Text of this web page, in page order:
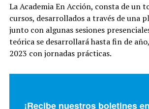
La Academia En Acción, consta de un
cursos, desarrollados a través de una
junto con algunas sesiones
teórica se desarrollará hasta fin de
2023 con jornadas prácticas.